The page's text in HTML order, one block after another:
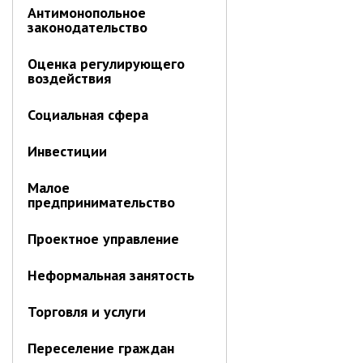
октябрь 2025 г.
август 2025 г.
июнь 2025 г.
январь 2025 г.
Администрация
СТРУКТУРА
Антимонопольное
законодательство
Оценка регулирующего
воздействия
Социальная сфера
Инвестиции
Малое
предпринимательство
Проектное управление
Неформальная занятость
Торговля и услуги
Переселение граждан